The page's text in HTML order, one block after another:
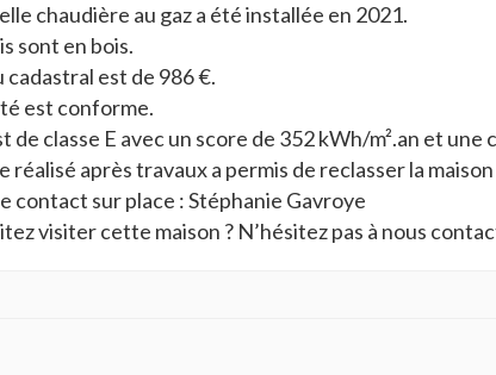
chaudière au gaz a été installée en 2021.
sont en bois.
cadastral est de 986 €.
est conforme.
de classe E avec un score de 352 kWh/m².an et
réalisé après travaux a permis de reclasser la maison
contact sur place : Stéphanie Gavroye
visiter cette maison ? N’hésitez pas à nous